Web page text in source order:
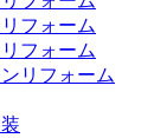
フォーム
フォーム
リフォーム